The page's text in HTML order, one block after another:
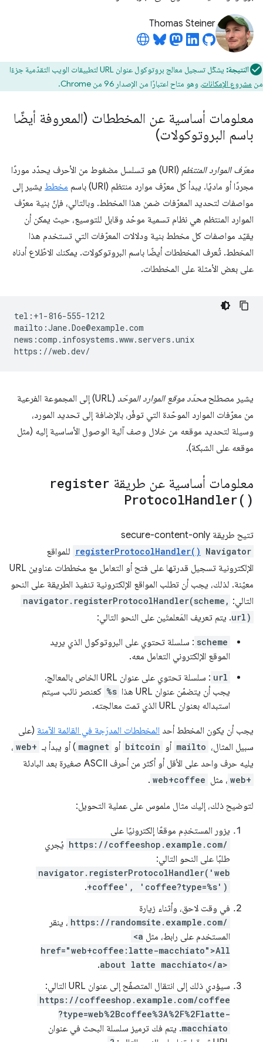
Thomas Steiner
النتيجة:
يشكّل تسجيل معالج بروتوكول عنوان URL لتطبيقات الويب التقدّمية جزءًا
من مشروع الإمكانات، وهو متاح اعتبارًا من الإصدار 96 من Chrome.
معلومات أساسية عن المخططات (المعروفة أيضًا
باسم البروتوكولات)
معرّف الموارد المنتظم
(URI) هو تسلسل مضغوط من الأحرف يحدّد موردًا
مجردًا أو ماديًا. يبدأ كل معرّف موارد منتظم (URI) باسم
مخطط يشير إلى
مواصفات لتحديد المعرّفات ضمن هذا المخطط. وبالتالي، فإنّ بنية معرّف
الموارد المنتظم هي نظام تسمية موحّد وقابل للتوسيع، حيث يمكن أن
يقيّد مواصفات كل مخطط بنية ودلالات المعرّفات التي تستخدم هذا
المخطط. تُعرف المخططات أيضًا باسم البروتوكولات. يمكنك الاطّلاع أدناه
على بعض الأمثلة على المخططات.
tel:+1-816-555-1212
mailto:Jane.Doe@example.com
news:comp.infosystems.www.servers.unix
يشير مصطلح محدّد موقع الموارد الموحّد
(URL) إلى المجموعة الفرعية
من معرّفات الموارد الموحّدة التي توفّر، بالإضافة إلى تحديد المورد،
وسيلة لتحديد موقعه من خلال وصف آلية الوصول الأساسية إليه (مثل
موقعه على الشبكة).
معلومات أساسية عن طريقة register
ProtocolHandler( )
تتيح طريقة secure-content-only
Navigator
registerProtocolHandler() للمواقع
الإلكترونية تسجيل قدرتها على فتح أو التعامل مع مخططات عناوين URL
معيّنة. لذلك، يجب أن تطلب المواقع الإلكترونية تنفيذ الطريقة على النحو
التالي: navigator.registerProtocolHandler(scheme,
url). يتم تعريف المَعلمتَين على النحو التالي:
scheme : سلسلة تحتوي على البروتوكول الذي يريد
الموقع الإلكتروني التعامل معه.
url
: سلسلة تحتوي على عنوان URL الخاص بالمعالج.
يجب أن يتضمّن عنوان URL هذا
%s كعنصر نائب سيتم
استبداله بعنوان URL الذي تمت معالجته.
يجب أن يكون المخطط أحد المخططات المدرَجة في القائمة الآمنة (على
سبيل المثال، mailto أو bitcoin أو magnet ) أو يبدأ بـ web+ ،
يليه حرف واحد على الأقل أو أكثر من أحرف ASCII صغيرة بعد البادئة
web+ ، مثل web+coffee
.
لتوضيح ذلك، إليك مثال ملموس على عملية التحويل:
يزور المستخدِم موقعًا إلكترونيًا على
https://coffeeshop.example.com/ يُجري
طلبًا على النحو التالي:
navigator.registerProtocolHandler('web
+coffee', 'coffee?type=%s')
.
في وقت لاحق، وأثناء زيارة
https://randomsite.example.com/ ، ينقر
المستخدم على رابط، مثل <a
href="web+coffee:latte-macchiato">All
about latte macchiato</a>
.
سيؤدي ذلك إلى انتقال المتصفّح إلى عنوان URL التالي:
https://coffeeshop.example.com/coffee
?type=web%2Bcoffee%3A%2F%2Flatte-
macchiato. يتم فك ترميز سلسلة البحث في عنوان